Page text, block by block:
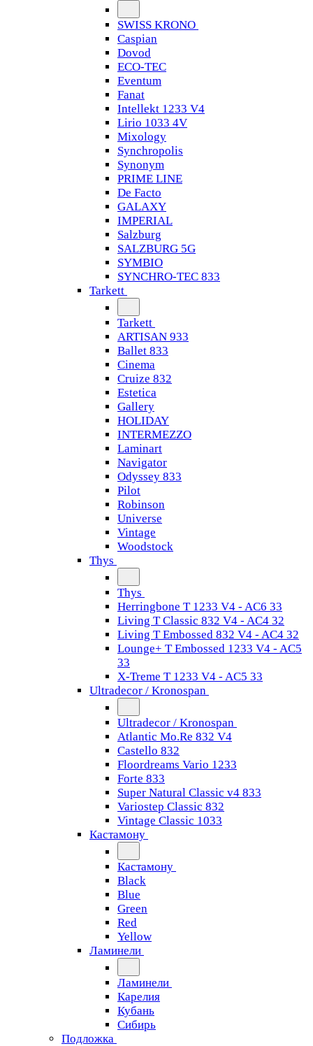
SWISS KRONO
Caspian
Dovod
ECO-TEC
Eventum
Fanat
Intellekt 1233 V4
Lirio 1033 4V
Mixology
Synchropolis
Synonym
PRIME LINE
De Facto
GALAXY
IMPERIAL
Salzburg
SALZBURG 5G
SYMBIO
SYNCHRO-TEC 833
Tarkett
Tarkett
ARTISAN 933
Ballet 833
Cinema
Cruize 832
Estetica
Gallery
HOLIDAY
INTERMEZZO
Laminart
Navigator
Odyssey 833
Pilot
Robinson
Universe
Vintage
Woodstock
Thys
Thys
Herringbone T 1233 V4 - AC6 33
Living T Classic 832 V4 - AC4 32
Living T Embossed 832 V4 - AC4 32
Lounge+ T Embossed 1233 V4 - AC5
33
X-Treme T 1233 V4 - AC5 33
Ultradecor / Kronospan
Ultradecor / Kronospan
Atlantic Mo.Re 832 V4
Castello 832
Floordreams Vario 1233
Forte 833
Super Natural Classic v4 833
Variostep Classic 832
Vintage Classic 1033
Кастамону
Кастамону
Black
Blue
Green
Red
Yellow
Ламинели
Ламинели
Карелия
Кубань
Сибирь
Подложка